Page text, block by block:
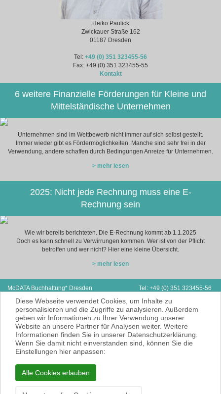
Heiko Paulick
Zwickauer Straße 162
01187 Dresden
Tel: +49 (0) 351 323455-56
Fax: +49 (0) 351 323455-55
Kontakt
6 weitere Finanzielle Förderungen für Kleine und
Mittelständische Unternehmen
Unternehmen sind im Wettbewerb nicht immer auf sich selbst gestellt.
Immer wieder gibt es Fördermöglichkeiten. Manche sind sehr frei in der
Verwendung, andere schaffen durch Bedingungen Anreize für Unternehmen.
> mehr lesen
2025: Nicht jede Rechnung muss eine E-
Rechnung sein
Wie wir bereits berichteten. Die E-Rechnung kommt ab 1.1.2025
Doch es kann schnell zu Verwirrungen kommen. Wer ist von der Pflicht
betroffen und wer nicht? Hier eine kleine Übersicht.
> mehr lesen
McDATA Buchhaltung* Dresden
01187 Dresden
Tel: +49 (0) 351 323455-56
E-Mail:hp@mcdata.de
McDATA ist eine sehr gute Alternative zu
Ihrem Steuerberater zur Erbringung der
laufenden Finanz- und Lohnbuchhaltung*.
* = Erbracht werden nur Dienstleistungen
gemäß § 6 Nr. 3+4 Steuerberatungsgesetz
KEINE Rechts- und/oder Steuerberatung!
Impressum Datenschutzerklärung
Diese Webseite verwendet Cookies, um Inhalte zu
personalisieren und die Zugriffe zu analysieren. Außerdem
geben wir Informationen zu Ihrer Verwendung unserer
Website an unsere Partner für Analysen weiter. Weitere
Informationen finden Sie in unserer Datenschutzerklärung.
Wenn Sie damit nicht einverstanden sind, können Sie die
Einstellungen hier anpassen:
Alle Cookies erlauben